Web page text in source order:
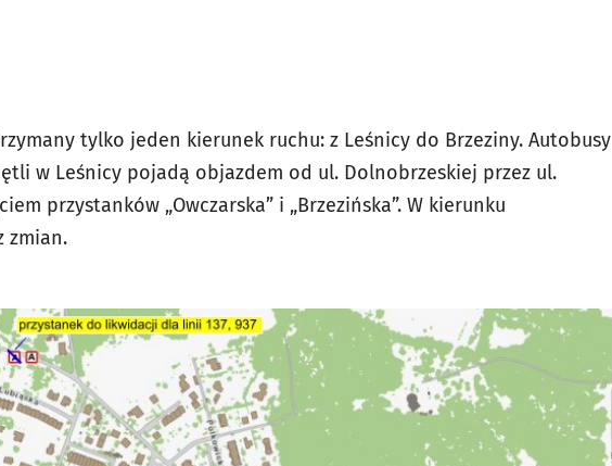
tylko jeden kierunek ruchu: z Leśnicy do Brzeziny. Autobusy
w Leśnicy pojadą objazdem od ul. Dolnobrzeskiej przez ul.
przystanków „Owczarska” i „Brzezińska”. W kierunku
zmian.